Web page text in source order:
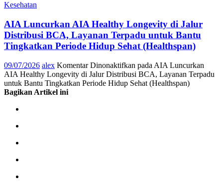
Kesehatan
AIA Luncurkan AIA Healthy Longevity di Jalur
Distribusi BCA, Layanan Terpadu untuk Bantu
Tingkatkan Periode Hidup Sehat (Healthspan)
09/07/2026 alex Komentar Dinonaktifkan pada AIA Luncurkan
AIA Healthy Longevity di Jalur Distribusi BCA, Layanan Terpadu
untuk Bantu Tingkatkan Periode Hidup Sehat (Healthspan)
Bagikan Artikel ini